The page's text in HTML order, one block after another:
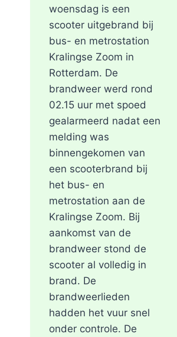
woensdag is een
scooter uitgebrand bij
bus- en metrostation
Kralingse Zoom in
Rotterdam. De
brandweer werd rond
02.15 uur met spoed
gealarmeerd nadat een
melding was
binnengekomen van
een scooterbrand bij
het bus- en
metrostation aan de
Kralingse Zoom. Bij
aankomst van de
brandweer stond de
scooter al volledig in
brand. De
brandweerlieden
hadden het vuur snel
onder controle. De